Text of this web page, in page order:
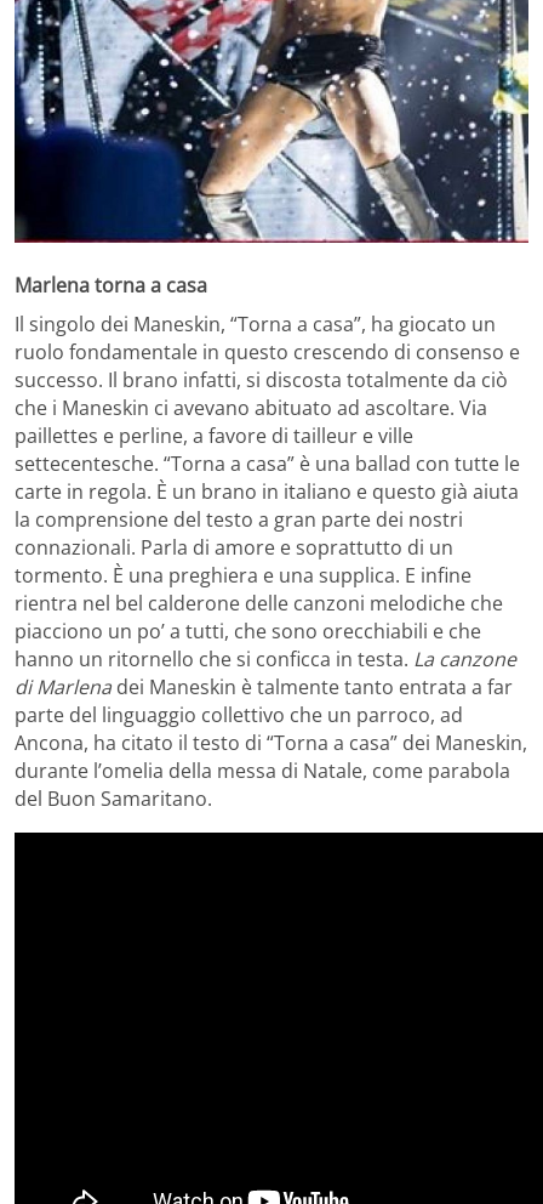
Marlena torna a casa
Il singolo dei Maneskin, “Torna a casa”, ha giocato un
ruolo fondamentale in questo crescendo di consenso e
successo. Il brano infatti, si discosta totalmente da ciò
che i Maneskin ci avevano abituato ad ascoltare. Via
paillettes e perline, a favore di tailleur e ville
settecentesche. “Torna a casa” è una ballad con tutte le
carte in regola. È un brano in italiano e questo già aiuta
la comprensione del testo a gran parte dei nostri
connazionali. Parla di amore e soprattutto di un
tormento. È una preghiera e una supplica. E infine
rientra nel bel calderone delle canzoni melodiche che
piacciono un po’ a tutti, che sono orecchiabili e che
hanno un ritornello che si conficca in testa. La canzone
di Marlena dei Maneskin è talmente tanto entrata a far
parte del linguaggio collettivo che un parroco, ad
Ancona, ha citato il testo di “Torna a casa” dei Maneskin,
durante l’omelia della messa di Natale, come parabola
del Buon Samaritano.